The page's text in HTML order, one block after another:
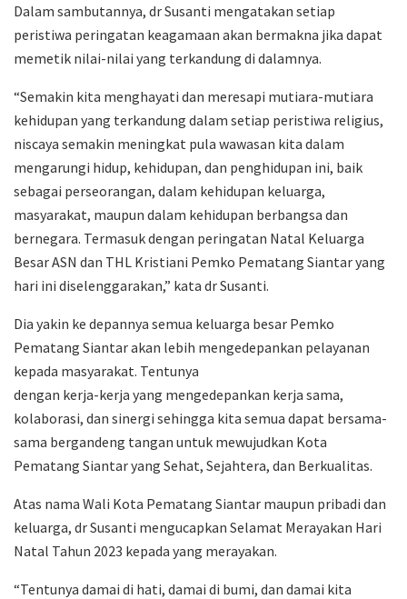
Dalam sambutannya, dr Susanti mengatakan setiap
peristiwa peringatan keagamaan akan bermakna jika dapat
memetik nilai-nilai yang terkandung di dalamnya.
“Semakin kita menghayati dan meresapi mutiara-mutiara
kehidupan yang terkandung dalam setiap peristiwa religius,
niscaya semakin meningkat pula wawasan kita dalam
mengarungi hidup, kehidupan, dan penghidupan ini, baik
sebagai perseorangan, dalam kehidupan keluarga,
masyarakat, maupun dalam kehidupan berbangsa dan
bernegara. Termasuk dengan peringatan Natal Keluarga
Besar ASN dan THL Kristiani Pemko Pematang Siantar yang
hari ini diselenggarakan,” kata dr Susanti.
Dia yakin ke depannya semua keluarga besar Pemko
Pematang Siantar akan lebih mengedepankan pelayanan
kepada masyarakat. Tentunya
dengan kerja-kerja yang mengedepankan kerja sama,
kolaborasi, dan sinergi sehingga kita semua dapat bersama-
sama bergandeng tangan untuk mewujudkan Kota
Pematang Siantar yang Sehat, Sejahtera, dan Berkualitas.
Atas nama Wali Kota Pematang Siantar maupun pribadi dan
keluarga, dr Susanti mengucapkan Selamat Merayakan Hari
Natal Tahun 2023 kepada yang merayakan.
“Tentunya damai di hati, damai di bumi, dan damai kita